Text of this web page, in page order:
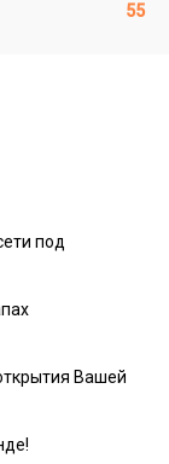
55
под
Вашей